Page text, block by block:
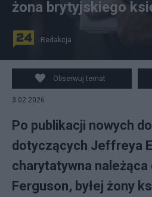
żona brytyjskiego
Redakcja
Obserwuj temat
3.02.2026
Po publikacji nowych
dotyczących Jeffreya
charytatywna należąca
Ferguson, byłej żony